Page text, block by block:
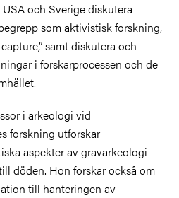
och Sverige diskutera
som aktivistisk forskning,
samt diskutera och
i forskarprocessen och de
i arkeologi vid
forskning utforskar
aspekter av gravarkeologi
döden. Hon forskar också om
till hanteringen av